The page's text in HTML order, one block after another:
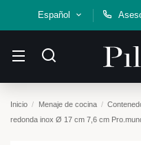
Español
Inicio Menaje de cocina
redonda inox Ø 17 cm 7,6 cm